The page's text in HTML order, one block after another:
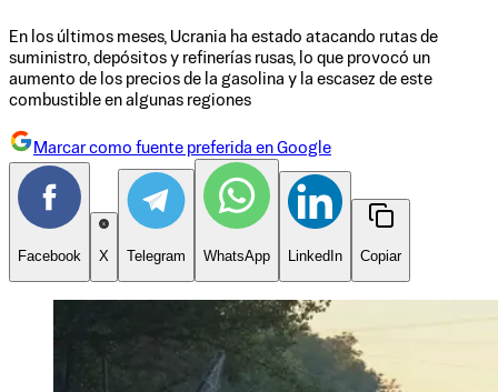
En los últimos meses, Ucrania ha estado atacando rutas de
suministro, depósitos y refinerías rusas, lo que provocó un
aumento de los precios de la gasolina y la escasez de este
combustible en algunas regiones
Marcar como fuente preferida en Google
Facebook X Telegram WhatsApp LinkedIn Copiar